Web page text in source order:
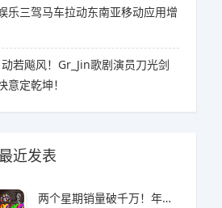
乐三驾马车拉动东南亚移动应用增
​​动若飚风！Gr_Jin歌剧演员刀光剑
意定乾坤！
近发表
两个星期销量破千万！年度爆款诞生了 3A看了都眼红